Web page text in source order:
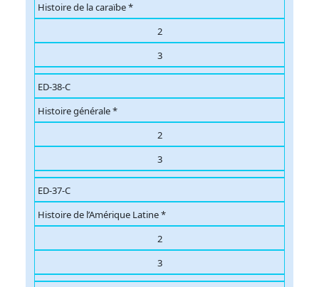
Histoire de la caraïbe *
2
3
ED-38-C
Histoire générale *
2
3
ED-37-C
Histoire de l’Amérique Latine *
2
3